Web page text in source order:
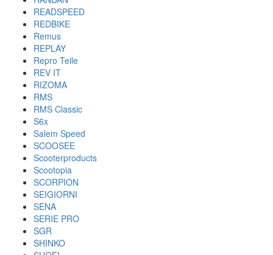
READSPEED
REDBIKE
Remus
REPLAY
Repro Teile
REV IT
RIZOMA
RMS
RMS Classic
S6x
Salem Speed
SCOOSEE
Scooterproducts
Scootopia
SCORPION
SEIGIORNI
SENA
SERIE PRO
SGR
SHINKO